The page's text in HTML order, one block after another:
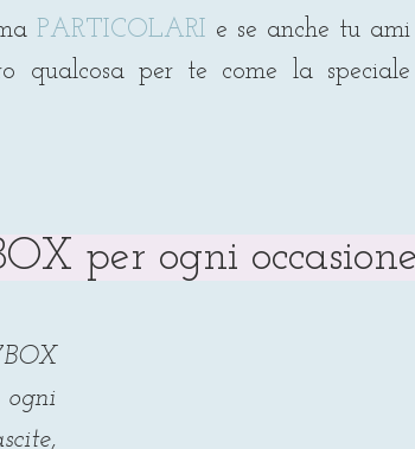
PARTICOLARI e se anche tu ami
qualcosa per te come la speciale
per ogni
BOX